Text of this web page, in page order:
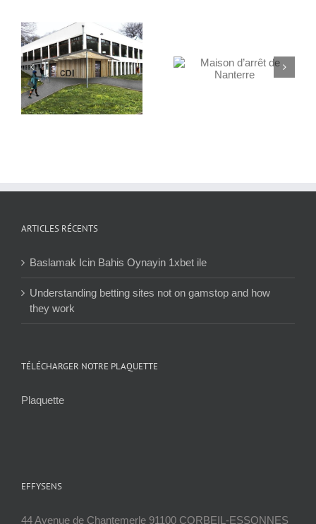
Maison d’arrêt de
Nanterre
Maison d’accueil Les
Aiguerelles – EHPAD
ARTICLES RÉCENTS
Baslamak Icin Bahis Oynayin 1xbet ile
Understanding betting sites not on gamstop and how
they work
TÉLÉCHARGER NOTRE PLAQUETTE
Plaquette
EFFYSENS
44 Avenue de Chantemerle 91100 CORBEIL-ESSONNES